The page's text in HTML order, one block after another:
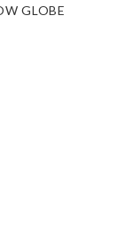
GLOBE